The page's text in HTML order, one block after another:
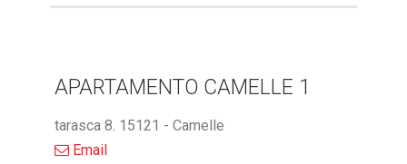
APARTAMENTO CAMELLE 1
tarasca 8. 15121 - Camelle
Email